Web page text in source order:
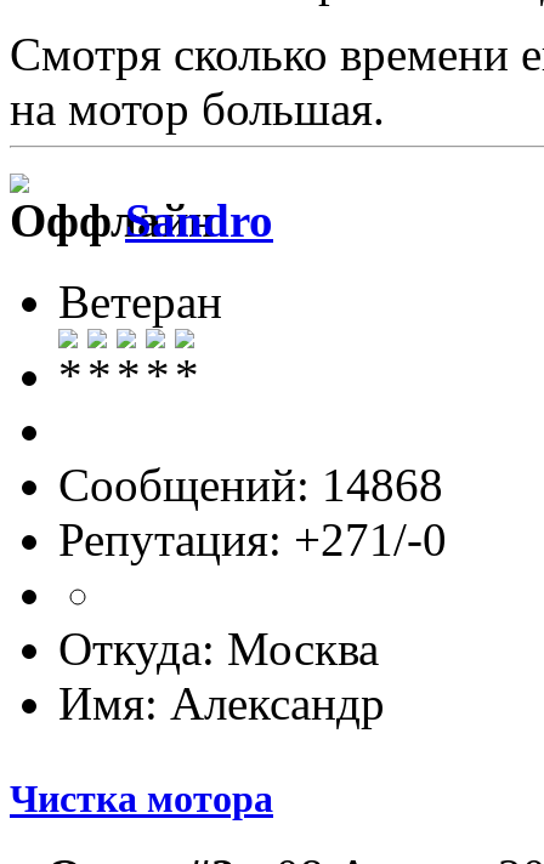
Смотря сколько времени
на мотор большая.
Sandro
Ветеран
Сообщений: 14868
Репутация: +271/-0
Откуда: Москва
Имя: Александр
Чистка мотора